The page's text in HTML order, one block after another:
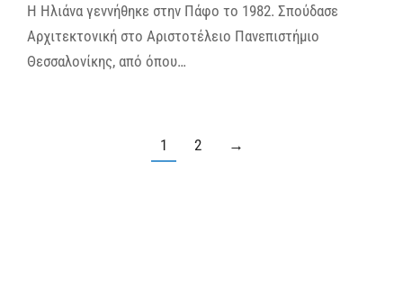
Η Ηλιάνα γεννήθηκε στην Πάφο το 1982. Σπούδασε
Αρχιτεκτονική στο Αριστοτέλειο Πανεπιστήμιο
Θεσσαλονίκης, από όπου…
1 2 →